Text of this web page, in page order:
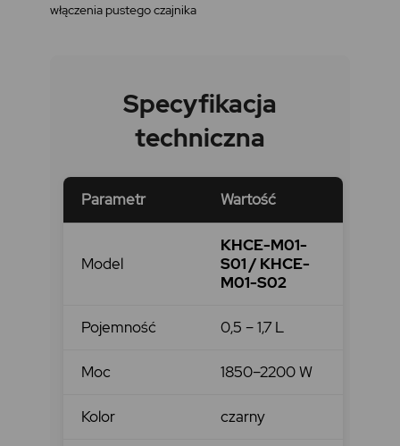
włączenia pustego czajnika
Specyfikacja
techniczna
Parametr Wartość
Model
KHCE-M01-
S01 / KHCE-
M01-S02
Pojemność 0,5 – 1,7 L
Moc 1850–2200 W
Kolor czarny